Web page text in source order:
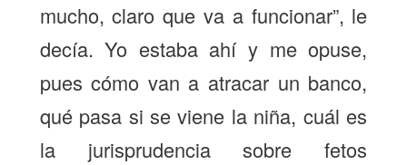
mucho, claro que va a funcionar”, le
decía. Yo estaba ahí y me opuse,
pues cómo van a atracar un banco,
qué pasa si se viene la niña, cuál es
la jurisprudencia sobre fetos